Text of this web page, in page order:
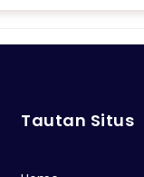
Tautan Situs